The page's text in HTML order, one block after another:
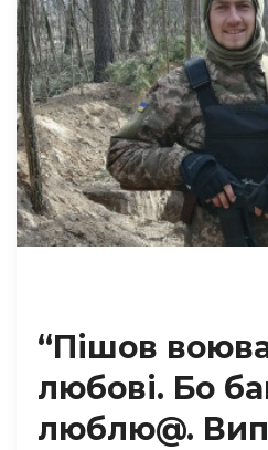
“Пішов
любові. Бо
люблю@.